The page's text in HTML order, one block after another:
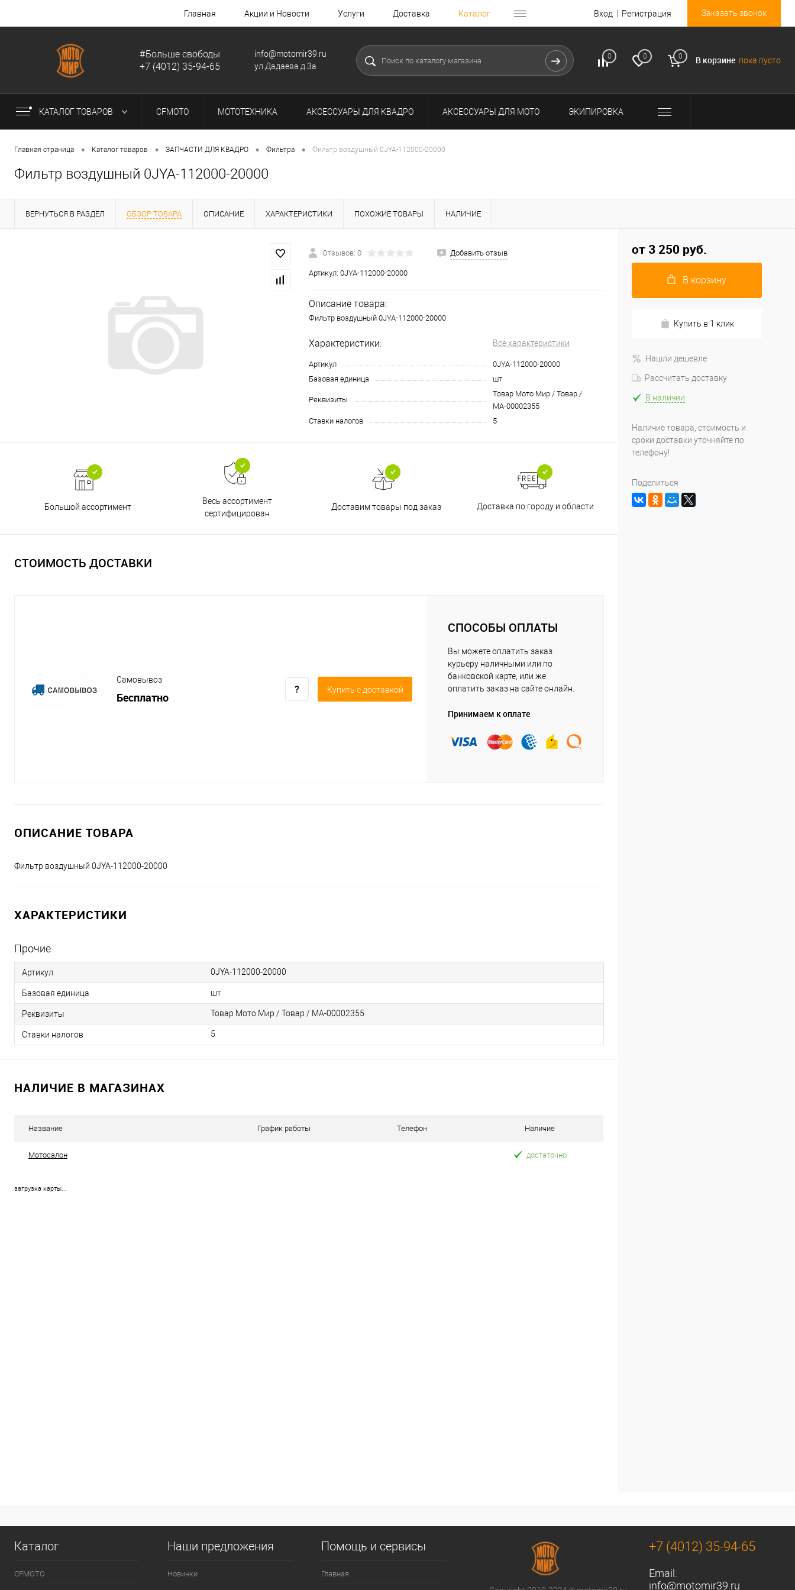
Главная Акции и Новости Услуги Доставка Каталог Вход Регистрация Заказать звонок
#Больше свободы
+7 (4012) 35-94-65
info@motomir39.ru
ул.Дадаева д.3а
0 0 0 В корзине пока пусто
КАТАЛОГ ТОВАРОВ CFMOTO МОТОТЕХНИКА АКСЕССУАРЫ ДЛЯ КВАДРО АКСЕССУАРЫ ДЛЯ МОТО ЭКИПИРОВКА
Главная страница • Каталог товаров • ЗАПЧАСТИ ДЛЯ КВАДРО • Фильтра • Фильтр воздушный 0JYA-112000-20000
Фильтр воздушный 0JYA-112000-20000
ВЕРНУТЬСЯ В РАЗДЕЛ ОБЗОР ТОВАРА ОПИСАНИЕ ХАРАКТЕРИСТИКИ ПОХОЖИЕ ТОВАРЫ НАЛИЧИЕ
Отзывов: 0 Добавить отзыв
Артикул: 0JYA-112000-20000
Описание товара:
Фильтр воздушный 0JYA-112000-20000
Характеристики: Все характеристики
Артикул
0JYA-112000-20000
Базовая единица
шт
Реквизиты
Товар Мото Мир / Товар /
МА-00002355
Ставки налогов
5
Большой ассортимент
Весь ассортимент
сертифицирован
Доставим товары под заказ Доставка по городу и области
Принимаем все способы
СТОИМОСТЬ ДОСТАВКИ
Самовывоз
Бесплатно
Купить c доставкой
СПОСОБЫ ОПЛАТЫ
Вы можете оплатить заказ
курьеру наличными или по
банковской карте, или же
оплатить заказ на сайте онлайн.
Принимаем к оплате
ОПИСАНИЕ ТОВАРА
Фильтр воздушный 0JYA-112000-20000
ХАРАКТЕРИСТИКИ
Прочие
Артикул 0JYA-112000-20000
Базовая единица шт
Реквизиты Товар Мото Мир / Товар / МА-00002355
Ставки налогов 5
НАЛИЧИЕ В МАГАЗИНАХ
Название График работы Телефон Наличие
Мотосалон достаточно
загрузка карты...
от 3 250 руб.
В корзину
Купить в 1 клик
Нашли дешевле
Рассчитать доставку
В наличии
Наличие товара, стоимость и
сроки доставки уточняйте по
телефону!
Поделиться
Каталог
CFMOTO
Наши предложения
Новинки
Помощь и сервисы
Главная
+7 (4012) 35-94-65
Email:
info@motomir39.ru